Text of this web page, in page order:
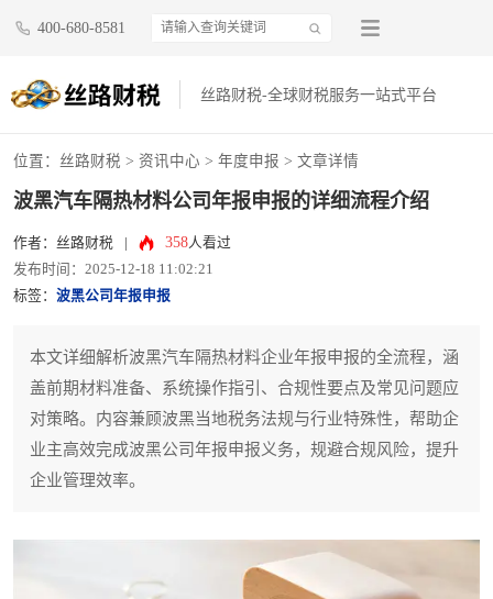
400-680-8581
丝路财税-全球财税服务一站式平台
位置： 丝路财税 > 资讯中心 > 年度申报 > 文章详情
波黑汽车隔热材料公司年报申报的详细流程介绍
作者：丝路财税 358人看过
发布时间：2025-12-18 11:02:21
标签： 波黑公司年报申报
本文详细解析波黑汽车隔热材料企业年报申报的全流程，涵
盖前期材料准备、系统操作指引、合规性要点及常见问题应
对策略。内容兼顾波黑当地税务法规与行业特殊性，帮助企
业主高效完成波黑公司年报申报义务，规避合规风险，提升
企业管理效率。